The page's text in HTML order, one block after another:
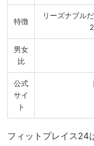
特徴
リーズナブル
男女
比
公式
サイ
ト
フィットプレイス24